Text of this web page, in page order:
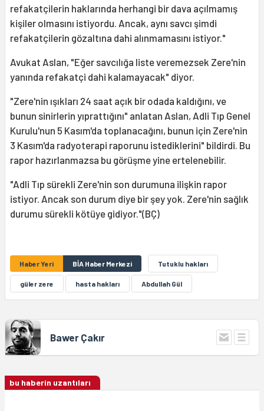
refakatçilerin haklarında herhangi bir dava açılmamış
kişiler olmasını istiyordu. Ancak, aynı savcı şimdi
refakatçilerin gözaltına dahi alınmamasını istiyor."
Avukat Aslan, "Eğer savcılığa liste veremezsek Zere'nin
yanında refakatçi dahi kalamayacak" diyor.
"Zere'nin ışıkları 24 saat açık bir odada kaldığını, ve
bunun sinirlerin yıprattığını" anlatan Aslan, Adli Tıp Genel
Kurulu'nun 5 Kasım'da toplanacağını, bunun için Zere'nin
3 Kasım'da radyoterapi raporunu istediklerini" bildirdi. Bu
rapor hazırlanmazsa bu görüşme yine ertelenebilir.
"Adli Tıp sürekli Zere'nin son durumuna ilişkin rapor
istiyor. Ancak son durum diye bir şey yok. Zere'nin sağlık
durumu sürekli kötüye gidiyor."(BÇ)
Haber Yeri BİA Haber Merkezi Tutuklu hakları
güler zere hasta hakları Abdullah Gül
Bawer Çakır
bu haberin uzantıları